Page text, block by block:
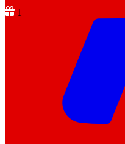
1